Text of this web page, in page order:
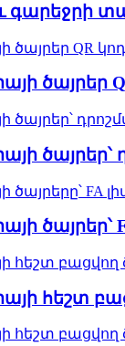
և գարեջրի
ծայրեր
ծայրեր՝
հեշտ